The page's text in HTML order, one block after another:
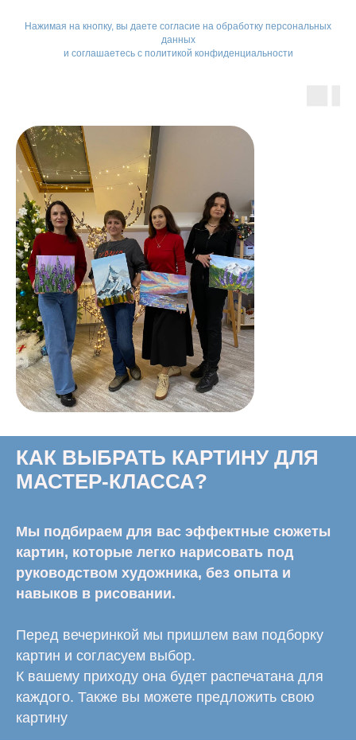
Нажимая на кнопку, вы даете согласие на обработку персональных
данных
и соглашаетесь c политикой конфиденциальности
КАК ВЫБРАТЬ КАРТИНУ ДЛЯ
МАСТЕР-КЛАССА?
Мы подбираем для вас эффектные сюжеты
картин, которые легко нарисовать под
руководством художника, без опыта и
навыков в рисовании.
Перед вечеринкой мы пришлем вам подборку
картин и согласуем выбор.
К вашему приходу она будет распечатана для
каждого. Также вы можете предложить свою
картину